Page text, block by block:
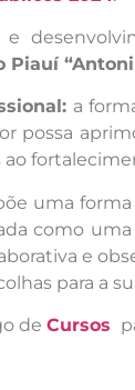
Piauí
a
possa
uma
como
e
para a
de Cursos